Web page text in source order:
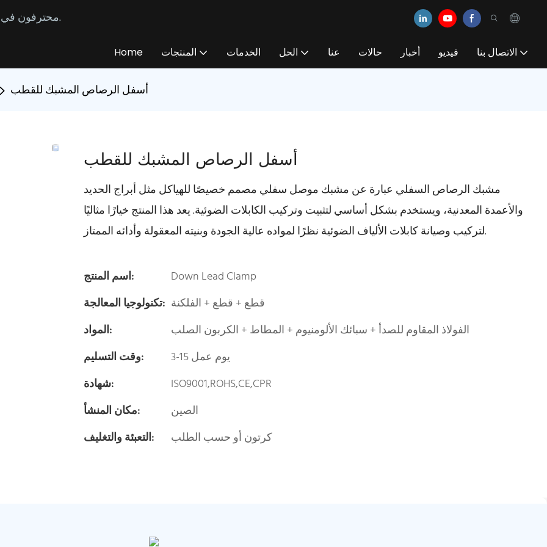
محترفون في تصنيع وتوريد كابلات الألياف الضوئية المخصصة منذ عام 2014.
Home المنتجات الخدمات الحل عنا حالات أخبار فيديو الاتصال بنا
أسفل الرصاص المشبك للقطب
أسفل الرصاص المشبك للقطب
مشبك الرصاص السفلي عبارة عن مشبك موصل سفلي مصمم خصيصًا للهياكل مثل أبراج الحديد
والأعمدة المعدنية، ويستخدم بشكل أساسي لتثبيت وتركيب الكابلات الضوئية. يعد هذا المنتج خيارًا مثاليًا
لتركيب وصيانة كابلات الألياف الضوئية نظرًا لمواده عالية الجودة وبنيته المعقولة وأدائه الممتاز.
اسم المنتج:
Down Lead Clamp
تكنولوجيا المعالجة: قطع + قطع + الفلكنة
المواد:
الفولاذ المقاوم للصدأ + سبائك الألومنيوم + المطاط + الكربون الصلب
وقت التسليم:
3-15 يوم عمل
شهادة:
ISO9001,ROHS,CE,CPR
مكان المنشأ:
الصين
التعبئة والتغليف:
كرتون أو حسب الطلب